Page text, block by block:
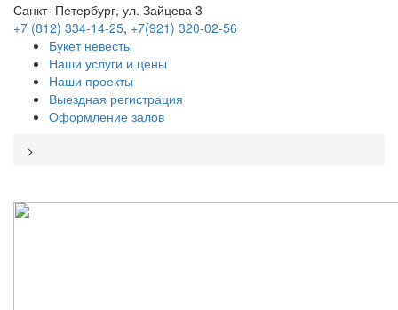
Санкт- Петербург, ул. Зайцева 3
+7 (812) 334-14-25, +7(921) 320-02-56
Букет невесты
Наши услуги и цены
Наши проекты
Выездная регистрация
Оформление залов
>